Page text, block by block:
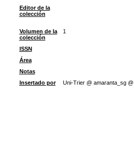
Editor de la
colección
Volumen de la
colección
1
ISSN
Área
Notas
Insertado por
Uni-Trier @ amaranta_sg @